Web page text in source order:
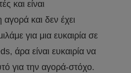
και είναι
και δεν έχει
για μια ευκαιρία σε
άρα είναι ευκαιρία να
για την αγορά-στόχο.